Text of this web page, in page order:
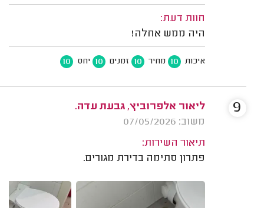
חוות דעת:
היה ממש אחלה!
איכות 10 מחיר 10 זמנים 10 יחס 10
ליאור אלפרוביץ, גבעת עדה.
משוב: 07/05/2026
תיאור השירות:
פתרון סתימה בדירת מגורים.
9